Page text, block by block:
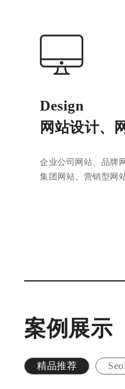
Design
网站设计、
企业公司网站、品牌
集团网站、营销型网
案例展示
精品推荐